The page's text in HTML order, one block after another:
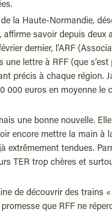
la Haute-Normandie,
savoir depuis deux
dernier, l’ARF
une lettre à RFF (que s’est
précis à chaque région.
000 euros en moyenne le
une bonne nouvelle.
encore mettre la main à
extrêmement tendues.
TER trop chères et
de découvrir des trains
que RFF ne